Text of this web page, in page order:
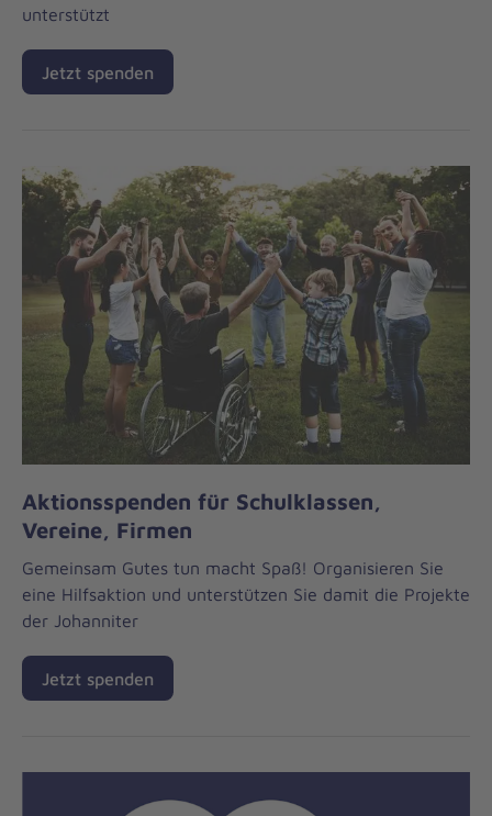
unterstützt
Jetzt spenden
Aktionsspenden für Schulklassen,
Vereine, Firmen
Gemeinsam Gutes tun macht Spaß! Organisieren Sie
eine Hilfsaktion und unterstützen Sie damit die Projekte
der Johanniter
Jetzt spenden